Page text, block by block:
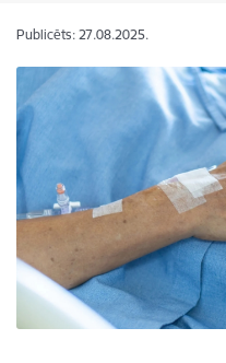
Publicēts: 27.08.2025.